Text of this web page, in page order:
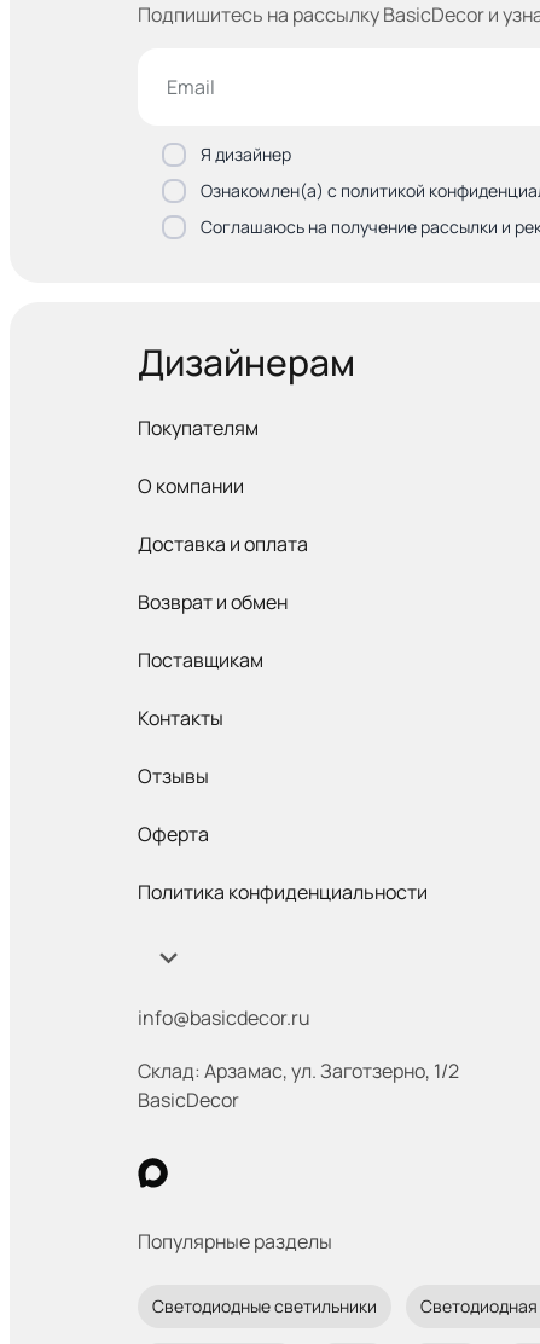
Подпишитесь на рассылку BasicDecor и
Я дизайнер
Ознакомлен(а) с политикой
Соглашаюсь на получение рассылки и
Дизайнерам
Покупателям
О компании
Доставка и оплата
Возврат и обмен
Поставщикам
Контакты
Отзывы
Оферта
Политика конфиденциальности
info@basicdecor.ru
Склад: Арзамас,ул. Заготзерно, 1/2
BasicDecor
Популярные разделы
Светодиодные светильники Светодиодная